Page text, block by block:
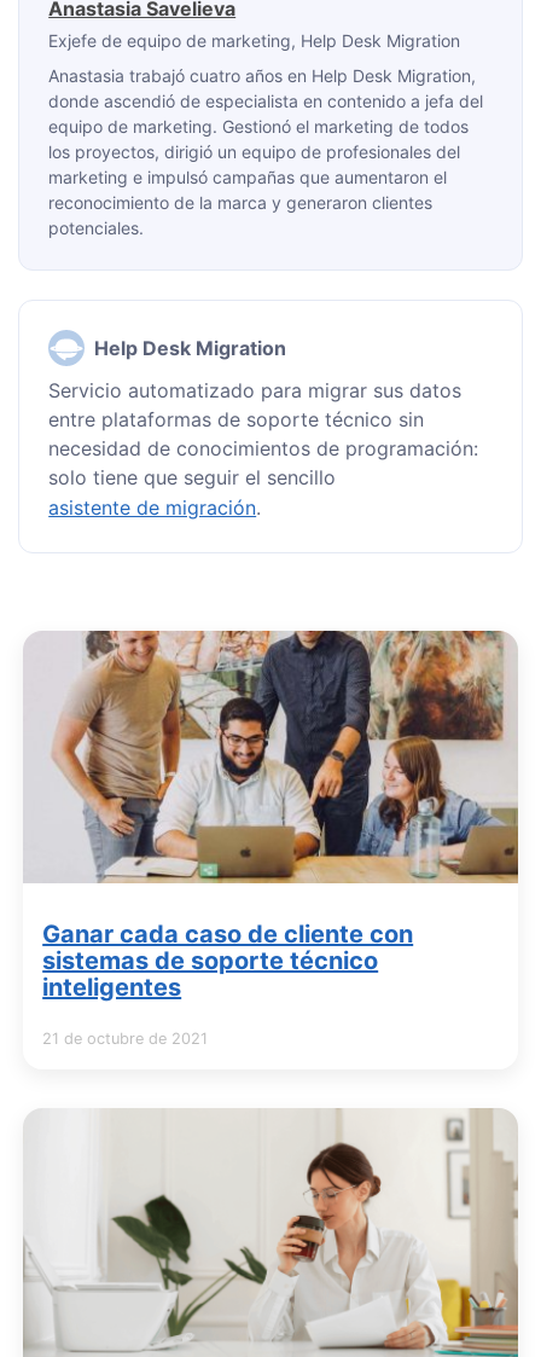
Anastasia Savelieva
Exjefe de equipo de marketing, Help Desk Migration
Anastasia trabajó cuatro años en Help Desk Migration,
donde ascendió de especialista en contenido a jefa del
equipo de marketing. Gestionó el marketing de todos
los proyectos, dirigió un equipo de profesionales del
marketing e impulsó campañas que aumentaron el
reconocimiento de la marca y generaron clientes
potenciales.
Help Desk Migration
Servicio automatizado para migrar sus datos
entre plataformas de soporte técnico sin
necesidad de conocimientos de programación:
solo tiene que seguir el sencillo
asistente de migración.
Ganar cada caso de cliente con
sistemas de soporte técnico
inteligentes
21 de octubre de 2021